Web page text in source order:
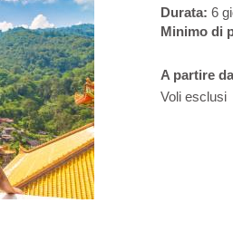
Durata: 6
Minimo di
A partire
Voli esclusi